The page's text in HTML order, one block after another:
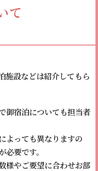
て
施設などは紹介してもら
御宿泊についても担当者
よっても異なりますの
要です。
様やご要望に合わせお部